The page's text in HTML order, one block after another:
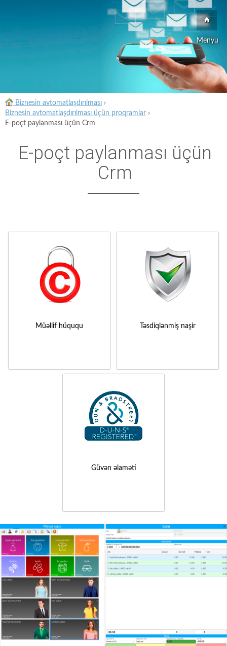
Menyu
Biznesin avtomatlaşdırılması ›
Biznesin avtomatlaşdırılması üçün proqramlar ›
E-poçt paylanması üçün Crm
E-poçt paylanması üçün
Crm
Müəllif hüququ Təsdiqlənmiş naşir
Güvən əlaməti